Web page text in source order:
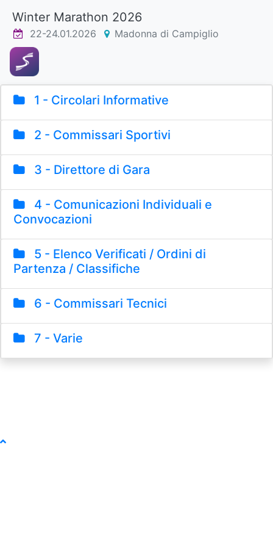
Winter Marathon 2026
22-24.01.2026 Madonna di Campiglio
1 - Circolari Informative
2 - Commissari Sportivi
3 - Direttore di Gara
4 - Comunicazioni Individuali e
Convocazioni
5 - Elenco Verificati / Ordini di
Partenza / Classifiche
6 - Commissari Tecnici
7 - Varie